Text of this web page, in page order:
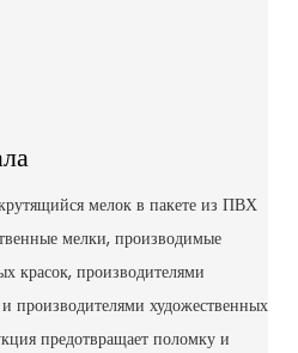
мелок в пакете из ПВХ
мелки, производимые
красок, производителями
производителями художественных
предотвращает поломку и